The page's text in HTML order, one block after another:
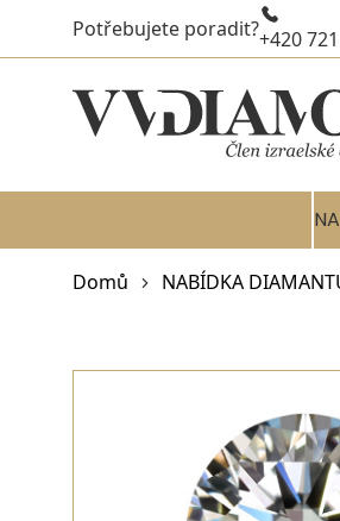
Potřebujete poradit?+420
Domů NABÍDKA